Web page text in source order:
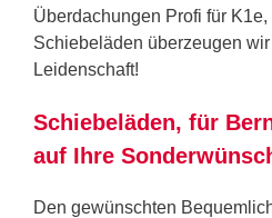
Überdachungen Profi für
Schiebeläden überzeugen
Leidenschaft!
Schiebeläden, für
auf Ihre
Den gewünschten